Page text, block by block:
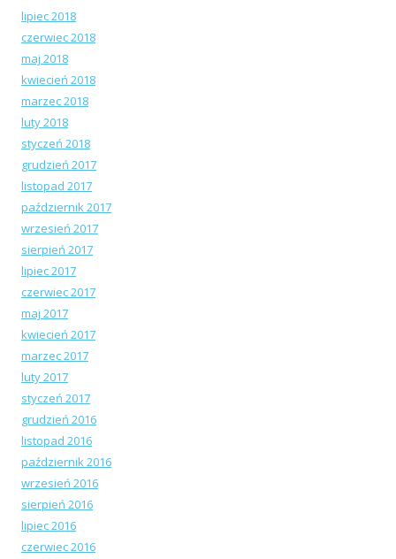
lipiec 2018
czerwiec 2018
maj 2018
kwiecień 2018
marzec 2018
luty 2018
styczeń 2018
grudzień 2017
listopad 2017
październik 2017
wrzesień 2017
sierpień 2017
lipiec 2017
czerwiec 2017
maj 2017
kwiecień 2017
marzec 2017
luty 2017
styczeń 2017
grudzień 2016
listopad 2016
październik 2016
wrzesień 2016
sierpień 2016
lipiec 2016
czerwiec 2016